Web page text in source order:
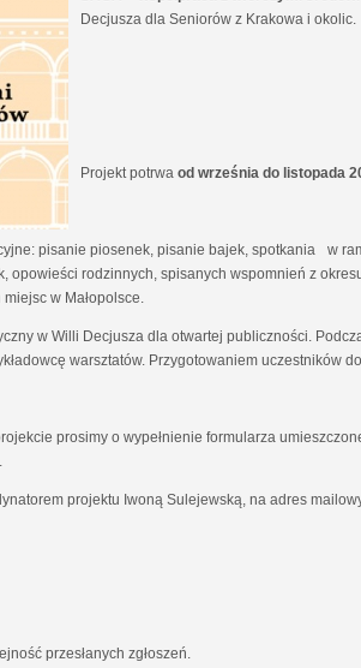
Decjusza dla Seniorów z Krakowa i okolic.
Projekt potrwa od września do listopada
pisanie piosenek, pisanie bajek, spotkania w
opowieści rodzinnych, spisanych wspomnień z
w Małopolsce.
w Willi Decjusza dla otwartej publiczności.
warsztatów. Przygotowaniem uczestników
prosimy o wypełnienie formularza
projektu Iwoną Sulejewską, na adres
przesłanych zgłoszeń.